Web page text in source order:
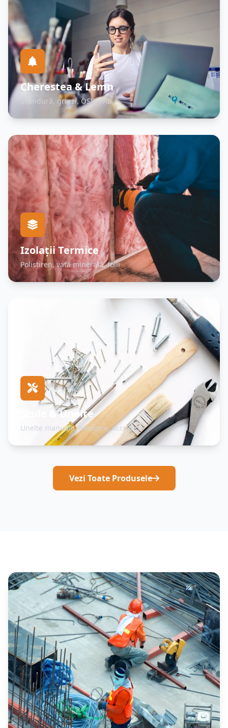
Cherestea & Lemn
Scândură, grinzi, OSB, PAL
Izolații Termice
Polistiren, vată minerală, folii
Scule & Unelte
Unelte manuale, electrice, accesorii
Vezi Toate Produsele